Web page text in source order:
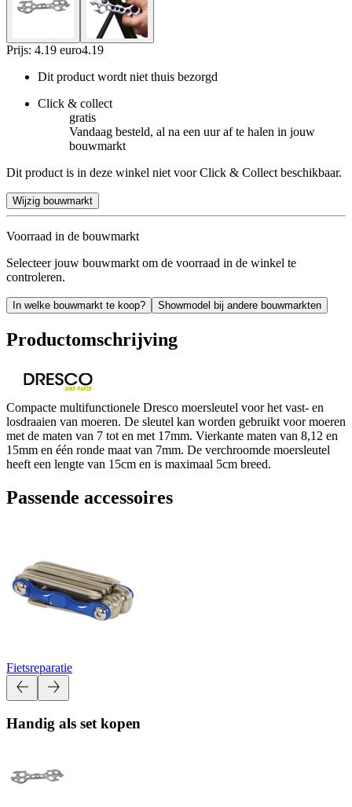
Prijs: 4.19 euro4.19
Dit product wordt niet thuis bezorgd
Click & collect
gratis
Vandaag besteld, al na een uur af te halen in jouw
bouwmarkt
Dit product is in deze winkel niet voor Click & Collect beschikbaar.
Wijzig bouwmarkt
Voorraad in de bouwmarkt
Selecteer jouw bouwmarkt om de voorraad in de winkel te
controleren.
In welke bouwmarkt te koop? Showmodel bij andere bouwmarkten
Productomschrijving
Compacte multifunctionele Dresco moersleutel voor het vast- en
losdraaien van moeren. De sleutel kan worden gebruikt voor moeren
met de maten van 7 tot en met 17mm. Vierkante maten van 8,12 en
15mm en één ronde maat van 7mm. De verchroomde moersleutel
heeft een lengte van 15cm en is maximaal 5cm breed.
Passende accessoires
Fietsreparatie
Handig als set kopen